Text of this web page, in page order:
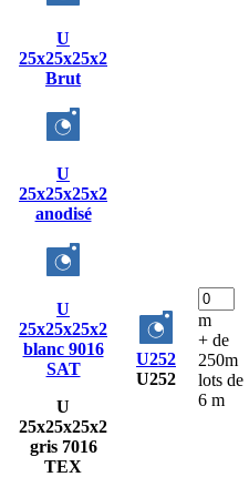
U
25x25x25x2
Brut
U
25x25x25x2
anodisé
U
25x25x25x2
blanc 9016
SAT
U
25x25x25x2
gris 7016
TEX
U252
U252
m
+ de
250m
lots de
6 m